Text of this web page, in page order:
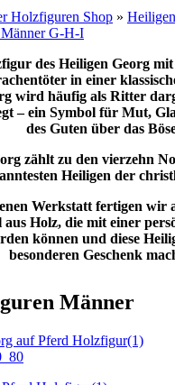
Holzfiguren Shop »
G-H-I
des Heiligen Georg
in einer
wird häufig als Ritter
– ein Symbol für Mut,
des Guten über das
zählt zu den vierzehn
Heiligen der
Werkstatt fertigen wir
aus Holz, die mit einer
können und diese
besonderen Geschenk
Männer